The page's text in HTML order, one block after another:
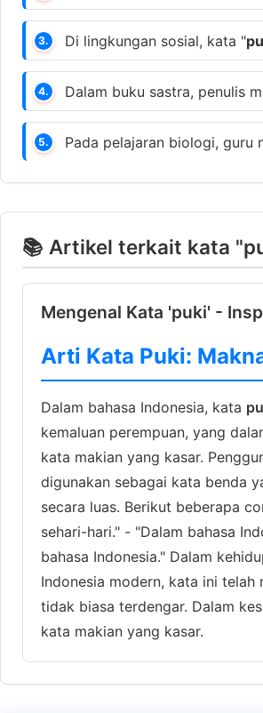
3. Di lingkungan sosial, kata "
4. Dalam buku sastra, penulis
5. Pada pelajaran biologi, guru
📚 Artikel terkait kata
Mengenal Kata 'puki' -
Arti Kata Puki:
Dalam bahasa Indonesia, kata
kemaluan perempuan, yang
kata makian yang kasar.
digunakan sebagai kata benda
secara luas. Berikut beberapa
sehari-hari." - "Dalam bahasa
bahasa Indonesia." Dalam
Indonesia modern, kata ini
tidak biasa terdengar. Dalam
kata makian yang kasar.